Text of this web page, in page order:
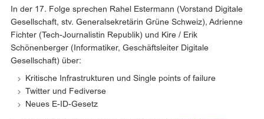
In der 17. Folge sprechen Rahel Estermann (Vorstand Digitale
Gesellschaft, stv. Generalsekretärin Grüne Schweiz), Adrienne
Fichter (Tech-Journalistin Republik) und Kire / Erik
Schönenberger (Informatiker, Geschäftsleiter Digitale
Gesellschaft) über:
Kritische Infrastrukturen und Single points of failure
Twitter und Fediverse
Neues E-ID-Gesetz